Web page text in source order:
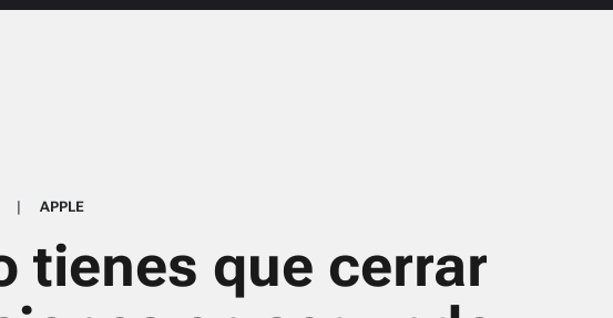
| APPLE
tienes que cerrar